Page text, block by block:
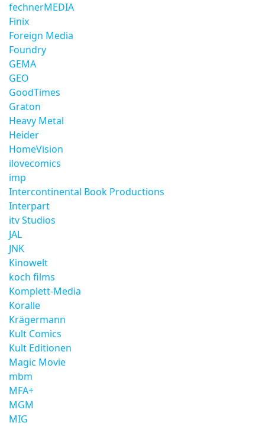
fechnerMEDIA
Finix
Foreign Media
Foundry
GEMA
GEO
GoodTimes
Graton
Heavy Metal
Heider
HomeVision
ilovecomics
imp
Intercontinental Book Productions
Interpart
itv Studios
JAL
JNK
Kinowelt
koch films
Komplett-Media
Koralle
Krägermann
Kult Comics
Kult Editionen
Magic Movie
mbm
MFA+
MGM
MIG